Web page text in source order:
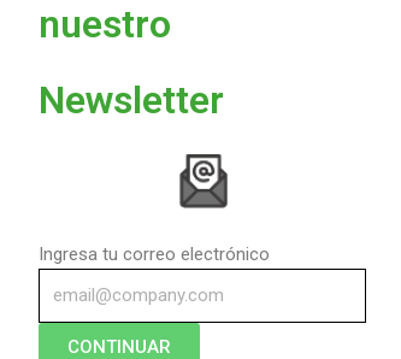
nuestro
Newsletter
Ingresa tu correo electrónico
CONTINUAR